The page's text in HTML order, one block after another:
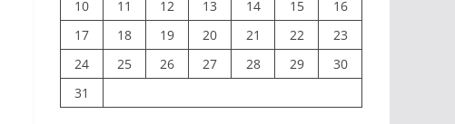
10
11 12 13 14 15
16
17
18 19 20 21 22
23
24
25 26 27 28 29
30
31